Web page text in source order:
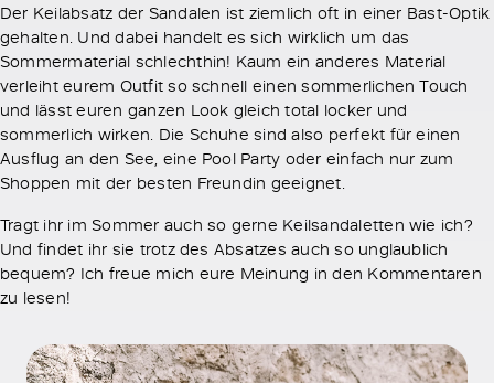
Der Keilabsatz der Sandalen ist ziemlich oft in einer Bast-Optik
gehalten. Und dabei handelt es sich wirklich um das
Sommermaterial schlechthin! Kaum ein anderes Material
verleiht eurem Outfit so schnell einen sommerlichen Touch
und lässt euren ganzen Look gleich total locker und
sommerlich wirken. Die Schuhe sind also perfekt für einen
Ausflug an den See, eine Pool Party oder einfach nur zum
Shoppen mit der besten Freundin geeignet.
Tragt ihr im Sommer auch so gerne Keilsandaletten wie ich?
Und findet ihr sie trotz des Absatzes auch so unglaublich
bequem? Ich freue mich eure Meinung in den Kommentaren
zu lesen!